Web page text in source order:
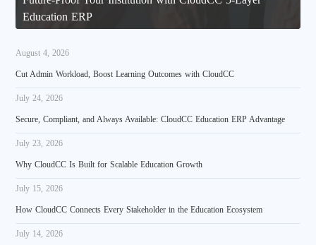
Education ERP
August 4, 2026
Cut Admin Workload, Boost Learning Outcomes with CloudCC
July 24, 2026
Secure, Compliant, and Always Available: CloudCC Education ERP Advantage
July 23, 2026
Why CloudCC Is Built for Scalable Education Growth
July 15, 2026
How CloudCC Connects Every Stakeholder in the Education Ecosystem
July 14, 2026